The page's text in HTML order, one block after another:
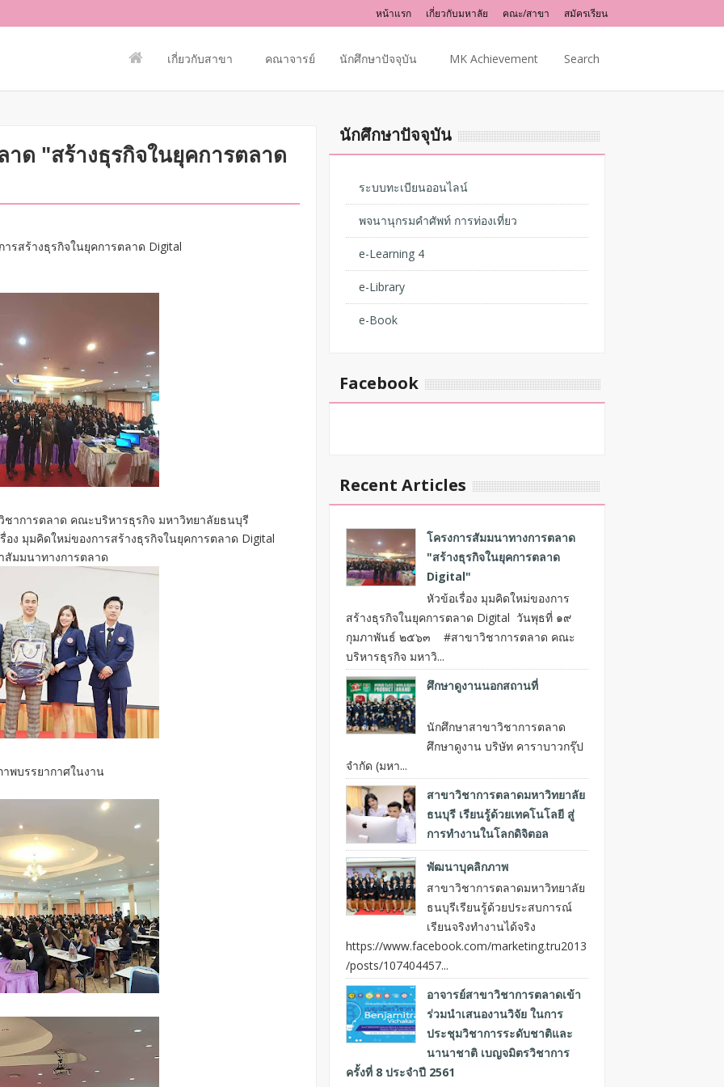
หน้าแรก เกี่ยวกับมหาลัย คณะ/สาขา สมัครเรียน
เกี่ยวกับสาขา คณาจารย์ นักศึกษาปัจจุบัน MK Achievement Search
ด "สร้างธุรกิจในยุคการตลาด
รสร้างธุรกิจในยุคการตลาด Digital
การตลาด คณะบริหารธุรกิจ มหาวิทยาลัยธนบุรี
ง มุมคิดใหม่ของการสร้างธุรกิจในยุคการตลาด Digital
สัมมนาทางการตลาด
พบรรยากาศในงาน
นักศึกษาปัจจุบัน
ระบบทะเบียนออนไลน์
พจนานุกรมคำศัพท์ การท่องเที่ยว
e-Learning 4
e-Library
e-Book
Facebook
Recent Articles
โครงการสัมมนาทางการตลาด
"สร้างธุรกิจในยุคการตลาด
Digital"
หัวข้อเรื่อง มุมคิดใหม่ของการ
สร้างธุรกิจในยุคการตลาด Digital วันพุธที่ ๑๙
กุมภาพันธ์ ๒๕๖๓ #สาขาวิชาการตลาด คณะ
บริหารธุรกิจ มหาวิ...
ศึกษาดูงานนอกสถานที่
นักศึกษาสาขาวิชาการตลาด
ศึกษาดูงาน บริษัท คาราบาวกรุ๊ป
จำกัด (มหา...
สาขาวิชาการตลาดมหาวิทยาลัย
ธนบุรี เรียนรู้ด้วยเทคโนโลยี สู่
การทำงานในโลกดิจิตอล
พัฒนาบุคลิกภาพ
สาขาวิชาการตลาดมหาวิทยาลัย
ธนบุรีเรียนรู้ด้วยประสบการณ์
เรียนจริงทำงานได้จริง
https://www.facebook.com/marketing.tru2013
/posts/107404457...
อาจารย์สาขาวิชาการตลาดเข้า
ร่วมนำเสนองานวิจัย ในการ
ประชุมวิชาการระดับชาติและ
นานาชาติ เบญจมิตรวิชาการ
ครั้งที่ 8 ประจำปี 2561